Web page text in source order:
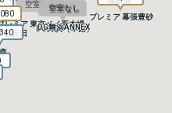
五反田
空室なし
レミア 東京ベイ新木場
プレミア 幕張豊砂
空室なし
DG舞浜（本館）
空室なし
DG舞浜ANNEX
五反田
空室なし
レミア 東京ベイ新木場
プレミア 幕張豊砂
空室なし
DG舞浜（本館）
空室なし
DG舞浜ANNEX